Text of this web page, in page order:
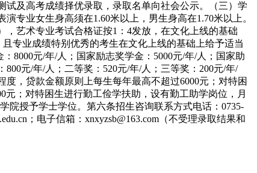
及高考成绩择优录取，录取名单向社会公示。（三）学
专业女生身高须在1.60米以上，男生身高在1.70米以上。
艺术专业考试合格证按1：4发放，在文化上线的基础
专业成绩特别优秀的考生在文化上线的基础上给予适当
8000元/年/人；国家励志奖学金：5000元/年/人；国家助
元/年/人；二等奖：520元/年/人；三等奖：200元/年/
，贷款金额原则上每生每年最高不超过6000元；对特困
；对特困生进行勤工俭学扶助，设有勤工助学岗位，月
院授予学士学位。第六条招生咨询联系方式电话：0735-
；电子信箱：xnxyzsb@163.com（不受理录取结果和